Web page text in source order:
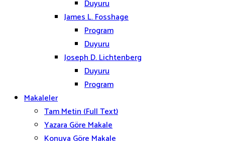
Duyuru
James L. Fosshage
Program
Duyuru
Joseph D. Lichtenberg
Duyuru
Program
Makaleler
Tam Metin (Full Text)
Yazara Göre Makale